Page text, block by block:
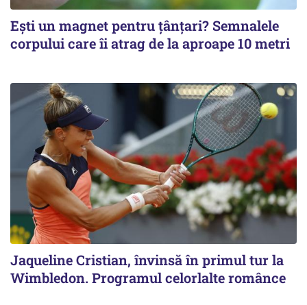
Ești un magnet pentru țânțari? Semnalele
corpului care îi atrag de la aproape 10 metri
Jaqueline Cristian, învinsă în primul tur la
Wimbledon. Programul celorlalte românce